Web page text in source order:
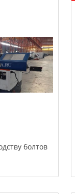
болтов